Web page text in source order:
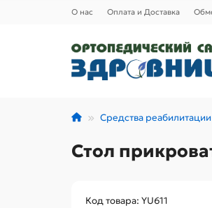
О нас Оплата и Доставка
Средства реабилитации
Стол
Код товара: YU611